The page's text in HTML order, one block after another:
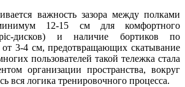
важность зазора между полками
12-15 см для комфортного
дисков) и наличие бортиков по
3-4 см, предотвращающих скатывание
пользователей такой тележка стала
организации пространства, вокруг
вся логика тренировочного процесса.